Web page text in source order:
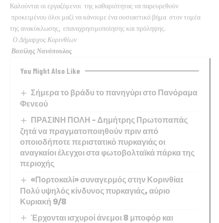
Καλούνται οι εργαζόμενοι της καθαριότητας να παρευρεθούν
προκειμένου όλοι μαζί να κάνουμε ένα ουσιαστικό βήμα στον τομέα
της ανακύκλωσης, επαναχρησιμοποίησης και πρόληψης.
Ο Δήμαρχος Κορινθίων
Βασίλης Νανόπουλος
You Might Also Like
Σήμερα το βράδυ το πανηγύρι στο Πανόραμα
Φενεού
ΠΡΑΣΙΝΗ ΠΟΛΗ – Δημήτρης Πρωτοπαπάς
ζητά να πραγματοποιηθούν πριν από
οποιοδήποτε περιστατικό πυρκαγιάς οι
αναγκαίοι έλεγχοι στα φωτοβολταϊκά πάρκα της
περιοχής
«Πορτοκαλί» συναγερμός στην Κορινθία:
Πολύ υψηλός κίνδυνος πυρκαγιάς, αύριο
Κυριακή 9/8
Έρχονται ισχυροί άνεμοι 8 μποφόρ και